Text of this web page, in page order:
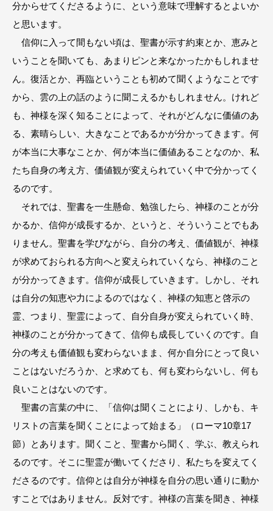
分からせてくださるように、という意味で理解するとよいか
と思います。
信仰に入って間もない頃は、聖書が示す約束とか、恵みと
いうことを聞いても、あまりピンと来なかったかもしれませ
ん。復活とか、再臨ということも初めて聞くようなことです
から、雲の上の話のように聞こえるかもしれません。けれど
も、神様を深く知ることによって、それがどんなに価値のあ
る、素晴らしい、大きなことであるかが分かってきます。何
が本当に大事なことか、何が本当に価値あることなのか、私
たち自身の考え方、価値観が変えられていく中で分かってく
るのです。
それでは、聖書を一生懸命、勉強したら、神様のことが分
かるか、信仰が成長するか、というと、そういうことでもあ
りません。聖書を学びながら、自分の考え、価値観が、神様
が求めておられる方向へと変えられていくなら、神様のこと
が分かってきます。信仰が成長していきます。しかし、それ
は自分の知恵や力によるのではなく、神様の知恵と啓示の
霊、つまり、聖霊によって、自分自身が変えられていく時、
神様のことが分かってきて、信仰も成長していくのです。自
分の考えも価値観も変わらないまま、何か自分にとって良い
ことはないだろうか、と求めても、何も変わらないし、何も
良いことはないのです。
聖書の言葉の中に、「信仰は聞くことにより、しかも、キ
リストの言葉を聞くことによって始まる」（ローマ10章17
節）とあります。聞くこと、聖書から聞く、学ぶ、教えられ
るのです。そこに聖霊が働いてくださり、私たちを変えてく
ださるのです。信仰とは自分が神様を自分の思い通りに動か
すことではありません。反対です。神様の言葉を聞き、神様